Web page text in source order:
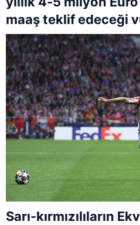
maaş teklif edeceği
Sarı-kırmızılıların